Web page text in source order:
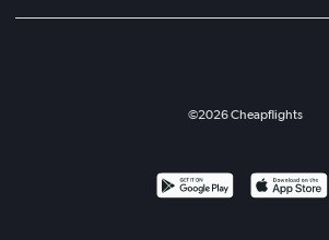
©2026Cheapflights